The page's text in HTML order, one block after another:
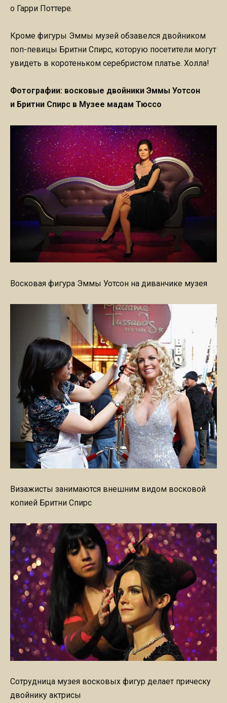
о Гарри Поттере.
Кроме фигуры Эммы музей обзавелся двойником
поп-певицы Бритни Спирс, которую посетители могут
увидеть в коротеньком серебристом платье. Холла!
Фотографии: восковые двойники Эммы Уотсон
и Бритни Спирс в Музее мадам Тюссо
Восковая фигура Эммы Уотсон на диванчике музея
Визажисты занимаются внешним видом восковой
копией Бритни Спирс
Сотрудница музея восковых фигур делает прическу
двойнику актрисы